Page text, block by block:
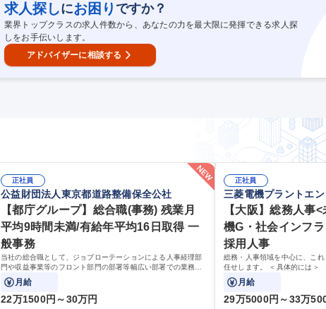
求人探しにお困り ですか？
業界トップクラスの求人件数から、あなたの力を最大限に発揮できる求人探
しをお手伝いします。
アドバイザーに相談する
正社員
公益財団法人東京都道路整備保全公社
【都庁グループ】総合職(事務) 残業月
平均9時間未満/有給年平均16日取得 一
般事務
当社の総合職として、ジョブローテーションによる人事経理部
門や収益事業等のフロント部門の部署等幅広い部署での業務を
お任せいたします。研修制度やキャリア支援が充実しておりま
す！ ※下記業務詳細
月給
22万1500円～30万円
正社員
三菱電機プラントエ
【大阪】総務人事
機G・社会インフ
採用人事
総務・人事領域を中心に、こ
任せします。 ＜具体的には＞
月給
29万5000円～33万